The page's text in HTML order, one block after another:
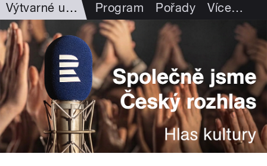
Výtvarné umění Program Pořady Více…